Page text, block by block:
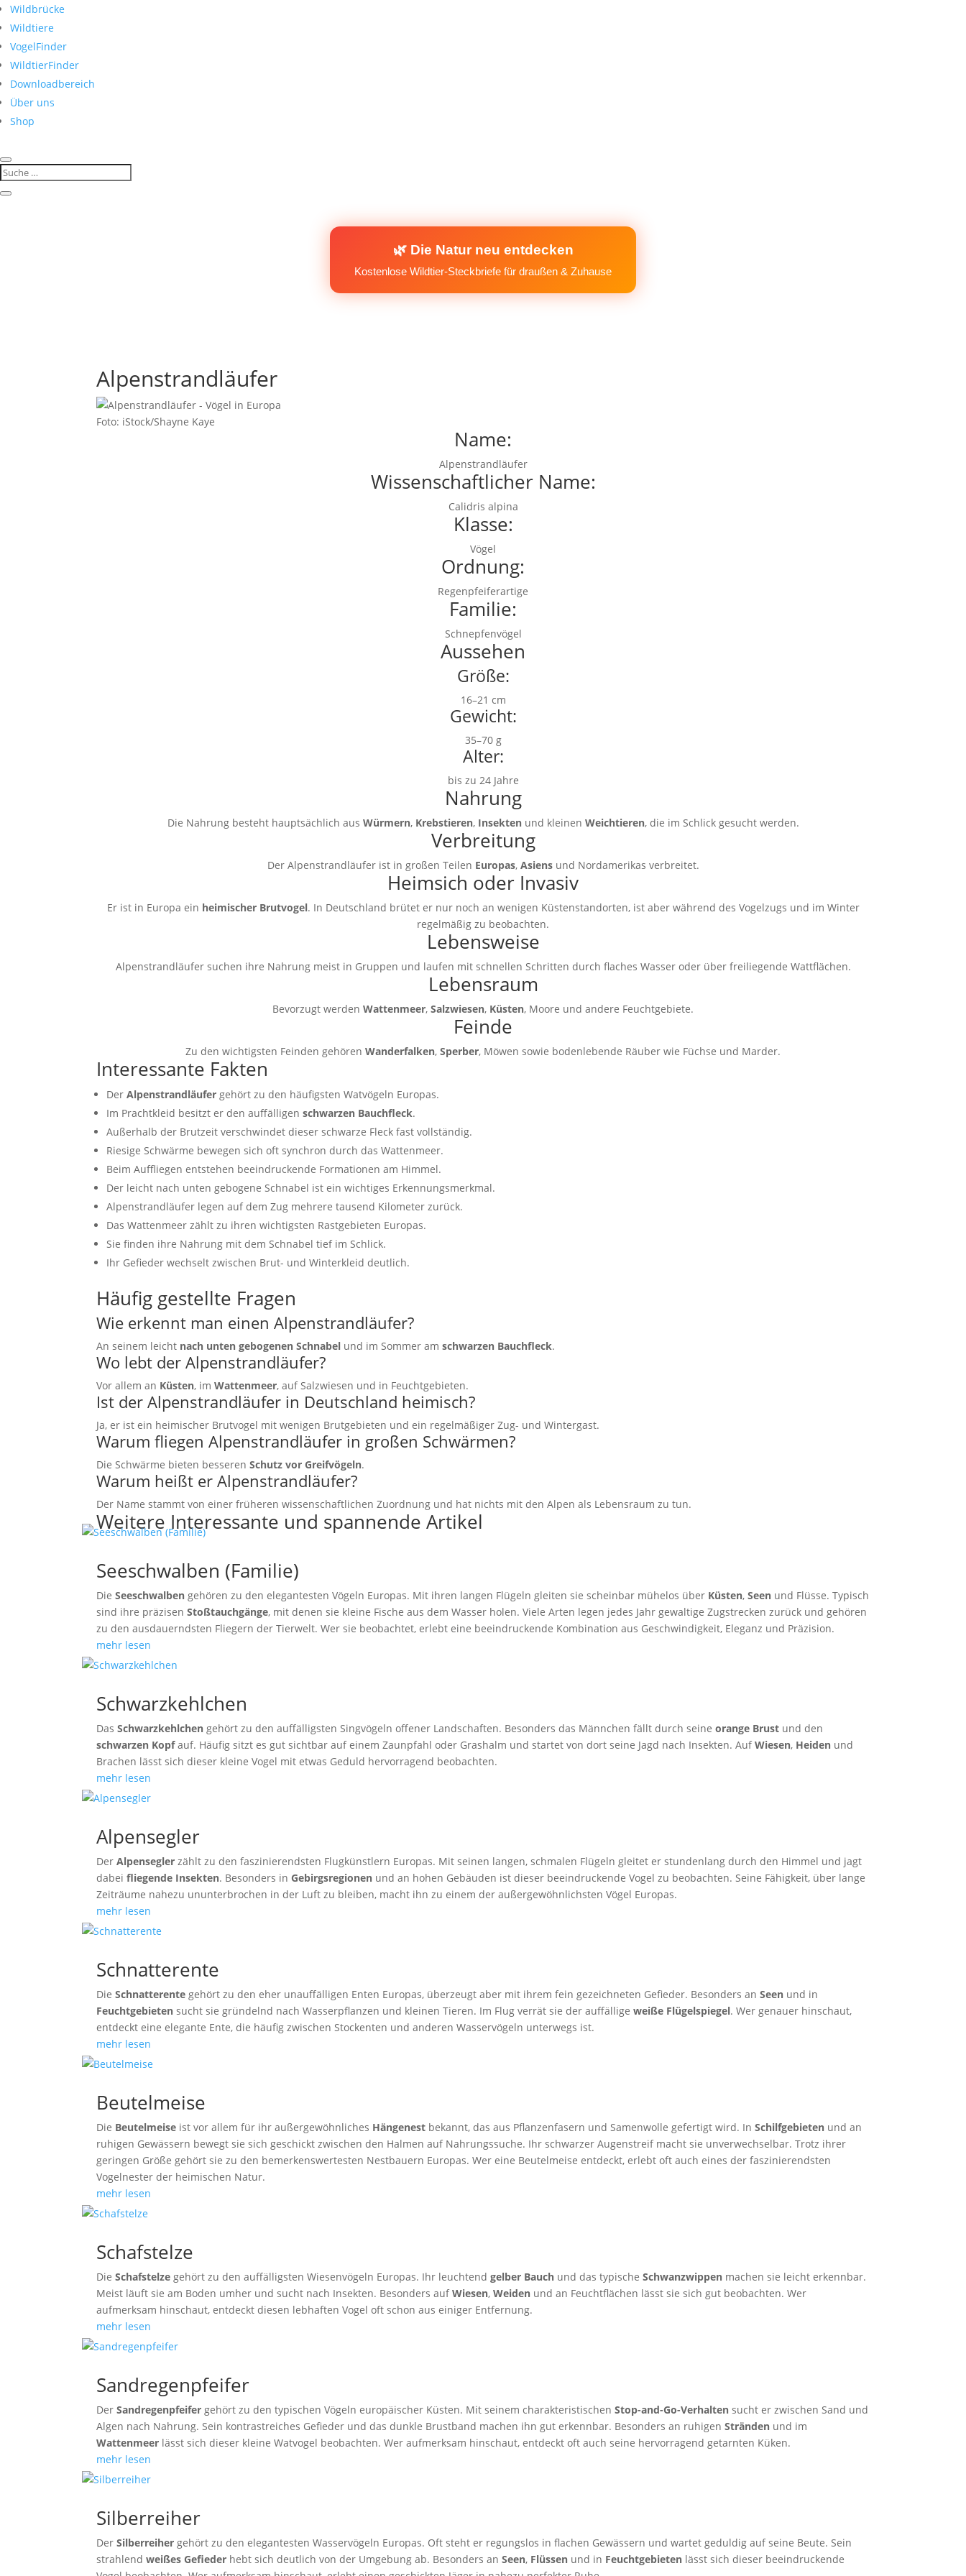
Wildbrücke
Wildtiere
VogelFinder
WildtierFinder
Downloadbereich
Über uns
Shop
🌿 Die Natur neu entdecken
Kostenlose Wildtier-Steckbriefe für draußen & Zuhause
Alpenstrandläufer
Foto: iStock/Shayne Kaye
Name:
Alpenstrandläufer
Wissenschaftlicher Name:
Calidris alpina
Klasse:
Vögel
Ordnung:
Regenpfeiferartige
Familie:
Schnepfenvögel
Aussehen
Größe:
16–21 cm
Gewicht:
35–70 g
Alter:
bis zu 24 Jahre
Nahrung
Die Nahrung besteht hauptsächlich aus Würmern, Krebstieren, Insektenund kleinen Weichtieren, die im Schlick gesucht werden.
Verbreitung
Der Alpenstrandläufer ist in großen Teilen Europas, Asiensund Nordamerikas verbreitet.
Heimsich oder Invasiv
Er ist in Europa ein heimischer Brutvogel. In Deutschland brütet er nur noch an wenigen Küstenstandorten, ist aber während des Vogelzugs und im Winter
regelmäßig zu beobachten.
Lebensweise
Alpenstrandläufer suchen ihre Nahrung meist in Gruppen und laufen mit schnellen Schritten durch flaches Wasser oder über freiliegende Wattflächen.
Lebensraum
Bevorzugt werden Wattenmeer, Salzwiesen, Küsten, Moore und andere Feuchtgebiete.
Feinde
Zu den wichtigsten Feinden gehören Wanderfalken, Sperber, Möwen sowie bodenlebende Räuber wie Füchse und Marder.
Interessante Fakten
DerAlpenstrandläufer gehört zu den häufigsten Watvögeln Europas.
Im Prachtkleid besitzt er den auffälligenschwarzen Bauchfleck.
Außerhalb der Brutzeit verschwindet dieser schwarze Fleck fast vollständig.
Riesige Schwärme bewegen sich oft synchron durch das Wattenmeer.
Beim Auffliegen entstehen beeindruckende Formationen am Himmel.
Der leicht nach unten gebogene Schnabel ist ein wichtiges Erkennungsmerkmal.
Alpenstrandläufer legen auf dem Zug mehrere tausend Kilometer zurück.
Das Wattenmeer zählt zu ihren wichtigsten Rastgebieten Europas.
Sie finden ihre Nahrung mit dem Schnabel tief im Schlick.
Ihr Gefieder wechselt zwischen Brut- und Winterkleid deutlich.
Häufig gestellte Fragen
Wie erkennt man einen Alpenstrandläufer?
An seinem leicht nach unten gebogenen Schnabel und im Sommer amschwarzen Bauchfleck.
Wo lebt der Alpenstrandläufer?
Vor allem an Küsten, imWattenmeer, auf Salzwiesen und in Feuchtgebieten.
Ist der Alpenstrandläufer in Deutschland heimisch?
Ja, er ist ein heimischer Brutvogel mit wenigen Brutgebieten und ein regelmäßiger Zug- und Wintergast.
Warum fliegen Alpenstrandläufer in großen Schwärmen?
Die Schwärme bieten besserenSchutz vor Greifvögeln.
Warum heißt er Alpenstrandläufer?
Der Name stammt von einer früheren wissenschaftlichen Zuordnung und hat nichts mit den Alpen als Lebensraum zu tun.
Weitere Interessante und spannende Artikel
Seeschwalben (Familie)
DieSeeschwalben gehören zu den elegantesten Vögeln Europas. Mit ihren langen Flügeln gleiten sie scheinbar mühelos über Küsten,Seen und Flüsse. Typisch
sind ihre präzisenStoßtauchgänge, mit denen sie kleine Fische aus dem Wasser holen. Viele Arten legen jedes Jahr gewaltige Zugstrecken zurück und gehören
zu den ausdauerndsten Fliegern der Tierwelt. Wer sie beobachtet, erlebt eine beeindruckende Kombination aus Geschwindigkeit, Eleganz und Präzision.
mehr lesen
Schwarzkehlchen
DasSchwarzkehlchen gehört zu den auffälligsten Singvögeln offener Landschaften. Besonders das Männchen fällt durch seineorange Brust und den
schwarzen Kopfauf. Häufig sitzt es gut sichtbar auf einem Zaunpfahl oder Grashalm und startet von dort seine Jagd nach Insekten. AufWiesen, Heiden und
Brachen lässt sich dieser kleine Vogel mit etwas Geduld hervorragend beobachten.
mehr lesen
Alpensegler
DerAlpensegler zählt zu den faszinierendsten Flugkünstlern Europas. Mit seinen langen, schmalen Flügeln gleitet er stundenlang durch den Himmel und jagt
dabeifliegende Insekten. Besonders inGebirgsregionen und an hohen Gebäuden ist dieser beeindruckende Vogel zu beobachten. Seine Fähigkeit, über lange
Zeiträume nahezu ununterbrochen in der Luft zu bleiben, macht ihn zu einem der außergewöhnlichsten Vögel Europas.
mehr lesen
Schnatterente
DieSchnatterente gehört zu den eher unauffälligen Enten Europas, überzeugt aber mit ihrem fein gezeichneten Gefieder. Besonders anSeen und in
Feuchtgebieten sucht sie gründelnd nach Wasserpflanzen und kleinen Tieren. Im Flug verrät sie der auffälligeweiße Flügelspiegel. Wer genauer hinschaut,
entdeckt eine elegante Ente, die häufig zwischen Stockenten und anderen Wasservögeln unterwegs ist.
mehr lesen
Beutelmeise
Die Beutelmeise ist vor allem für ihr außergewöhnliches Hängenest bekannt, das aus Pflanzenfasern und Samenwolle gefertigt wird. InSchilfgebieten und an
ruhigen Gewässern bewegt sie sich geschickt zwischen den Halmen auf Nahrungssuche. Ihr schwarzer Augenstreif macht sie unverwechselbar. Trotz ihrer
geringen Größe gehört sie zu den bemerkenswertesten Nestbauern Europas. Wer eine Beutelmeise entdeckt, erlebt oft auch eines der faszinierendsten
Vogelnester der heimischen Natur.
mehr lesen
Schafstelze
DieSchafstelze gehört zu den auffälligsten Wiesenvögeln Europas. Ihr leuchtendgelber Bauch und das typischeSchwanzwippen machen sie leicht erkennbar.
Meist läuft sie am Boden umher und sucht nach Insekten. Besonders aufWiesen,Weiden und an Feuchtflächen lässt sie sich gut beobachten. Wer
aufmerksam hinschaut, entdeckt diesen lebhaften Vogel oft schon aus einiger Entfernung.
mehr lesen
Sandregenpfeifer
DerSandregenpfeifer gehört zu den typischen Vögeln europäischer Küsten. Mit seinem charakteristischenStop-and-Go-Verhalten sucht er zwischen Sand und
Algen nach Nahrung. Sein kontrastreiches Gefieder und das dunkle Brustband machen ihn gut erkennbar. Besonders an ruhigenStränden und im
Wattenmeer lässt sich dieser kleine Watvogel beobachten. Wer aufmerksam hinschaut, entdeckt oft auch seine hervorragend getarnten Küken.
mehr lesen
Silberreiher
DerSilberreiher gehört zu den elegantesten Wasservögeln Europas. Oft steht er regungslos in flachen Gewässern und wartet geduldig auf seine Beute. Sein
strahlendweißes Gefieder hebt sich deutlich von der Umgebung ab. Besonders anSeen, Flüssen und in Feuchtgebieten lässt sich dieser beeindruckende